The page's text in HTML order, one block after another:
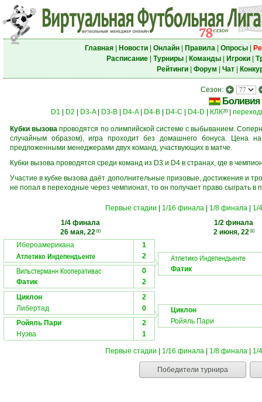
Главная| Новости| Онлайн| Правила| Опросы|
Расписание| Турниры| Команды| Игроки|
Рейтинги| Форум Чат|
Сезон:
Боливия
D1 D2 D3-A| D3-B| D4-A| D4-B| D4-C D4-D КЛК20|
Кубки вызова проводятся по олимпийской системе с выбыванием.
случайным образом), игра проходит без домашнего бонуса. Цена
предложенными менеджерами двух команд, участвующих в матче.
Кубки вызова проводятся среди команд из D3 и D4 в странах, где в
Участие в кубке вызова даёт дополнительные призовые, достижения и
не попал в переходные через чемпионат, то он получает право сыграть
Первые стадии 1/16 финала| 1/8 финала|
1/
1/4 финала
26 мая, 2200
1/2 финала
2 июня, 2200
Ибероамерикана 1
Атлетико Индепендьенте 2
Вильстерманн Кооперативас
0
Фатик
2
Атлетико Индепендьенте
Фатик
Циклон
2
Либертад
0
Ройяль Пари
2
Нуэва
1
Циклон
Ройяль Пари
Первые стадии 1/16 финала| 1/8 финала| 1/
Победители турнира